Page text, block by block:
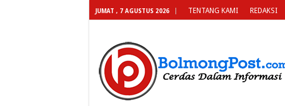
JUMAT , 7 AGUSTUS 2026 TENTANG KAMI REDAKSI